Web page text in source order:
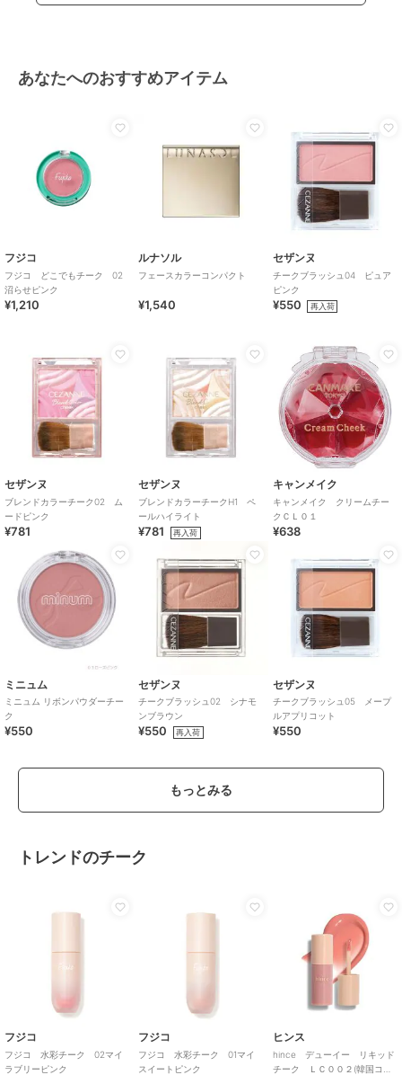
あなたへのおすすめアイテム
フジコ
フジコ どこでもチーク 02
沼らせピンク
¥1,210
ルナソル
フェースカラーコンパクト
¥1,540
セザンヌ
チークブラッシュ04 ピュア
ピンク
¥550 再入荷
セザンヌ
ブレンドカラーチーク02 ム
ードピンク
¥781
セザンヌ
ブレンドカラーチークH1 ペ
ールハイライト
¥781 再入荷
キャンメイク
キャンメイク クリームチー
クＣＬ０１
¥638
ミニュム
ミニュム リボンパウダーチー
ク
¥550
セザンヌ
チークブラッシュ02 シナモ
ンブラウン
¥550 再入荷
セザンヌ
チークブラッシュ05 メープ
ルアプリコット
¥550
もっとみる
トレンドのチーク
フジコ
フジコ 水彩チーク 02マイ
ラブリーピンク
フジコ
フジコ 水彩チーク 01マイ
スイートピンク
ヒンス
hince デューイー リキッド
チーク ＬＣ００２(韓国コス